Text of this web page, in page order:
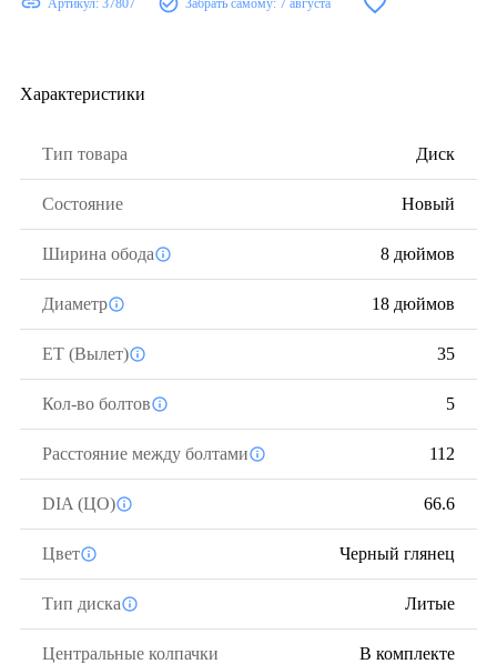
Характеристики
Тип товара Диск
Состояние Новый
Ширина обода 8 дюймов
Диаметр 18 дюймов
ЕТ (Вылет) 35
Кол-во болтов 5
Расстояние между болтами 112
DIA (ЦО) 66.6
Цвет Черный глянец
Тип диска Литые
Центральные колпачки В комплекте